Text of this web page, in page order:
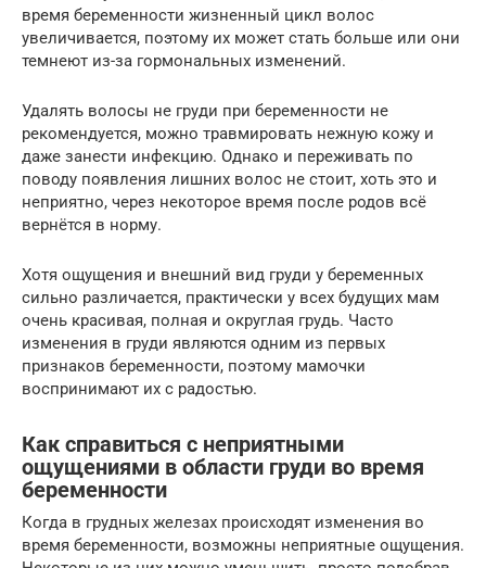
время беременности жизненный цикл волос
увеличивается, поэтому их может стать больше или они
темнеют из-за гормональных изменений.
Удалять волосы не груди при беременности не
рекомендуется, можно травмировать нежную кожу и
даже занести инфекцию. Однако и переживать по
поводу появления лишних волос не стоит, хоть это и
неприятно, через некоторое время после родов всё
вернётся в норму.
Хотя ощущения и внешний вид груди у беременных
сильно различается, практически у всех будущих мам
очень красивая, полная и округлая грудь. Часто
изменения в груди являются одним из первых
признаков беременности, поэтому мамочки
воспринимают их с радостью.
Как справиться с неприятными
ощущениями в области груди во время
беременности
Когда в грудных железах происходят изменения во
время беременности, возможны неприятные ощущения.